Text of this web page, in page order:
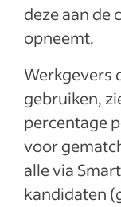
deze aan de
opneemt.
Werkgevers
gebruiken,
percentage
voor
alle via
kandidaten